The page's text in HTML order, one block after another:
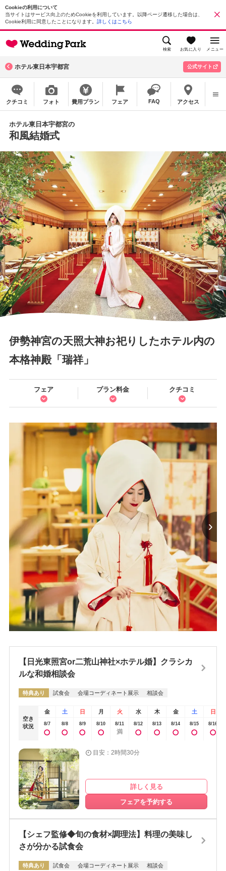
Cookieの利用について
当サイトはサービス向上のためCookieを利用しています。以降ページ遷移した場合は、
Cookie利用に同意したことになります。 詳しくはこちら
検索 お気に入り メニュー
ホテル東日本宇都宮 公式サイト
クチコミ フォト 費用プラン フェア FAQ アクセス
ホテル東日本宇都宮の
和風結婚式
伊勢神宮の天照大神お祀りしたホテル内の
本格神殿「瑞祥」
フェア プラン料金 クチコミ
【日光東照宮or二荒山神社×ホテル婚】クラシカ
ルな和婚相談会
特典あり 試食会 会場コーディネート展示 相談会
空き
状況
金 土 日 月 火 水 木 金 土 日
8/7 8/8 8/9 8/10 8/11
満
8/12 8/13 8/14 8/15 8/16
目安：2時間30分
詳しく見る
フェアを予約する
【シェフ監修◆旬の食材×調理法】料理の美味し
さが分かる試食会
特典あり 試食会 会場コーディネート展示 相談会